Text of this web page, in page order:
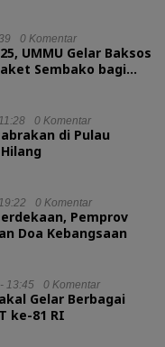
0 Komentar
UMMU Gelar Baksos
Sembako bagi
0 Komentar
di Pulau
0 Komentar
Pemprov
Doa Kebangsaan
13:45 0 Komentar
Gelar Berbagai
ke-81 RI